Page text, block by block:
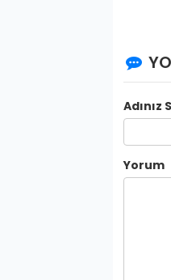
Adınız
Yorum